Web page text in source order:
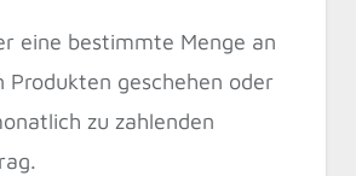
eine bestimmte Menge an
Produkten geschehen oder
zu zahlenden